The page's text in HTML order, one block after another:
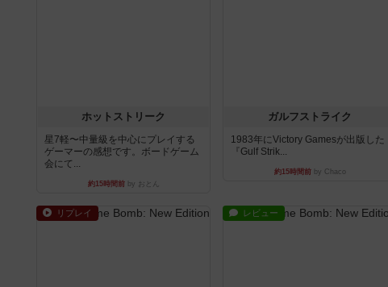
ホットストリーク
星7軽〜中量級を中心にプレイする
ゲーマーの感想です。ボードゲーム
会にて...
約15時間前by おとん
ガルフストライク
1983年にVictory Gamesが出版した
『Gulf Strik...
約15時間前by Chaco
リプレイ レビュー